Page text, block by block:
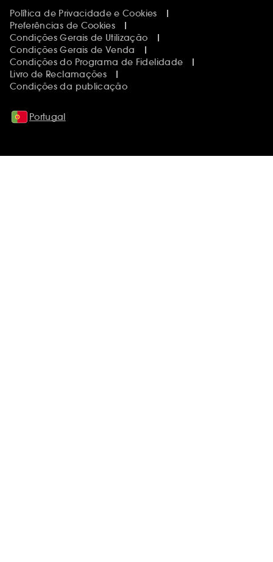
Política de Privacidade e Cookies
Preferências de Cookies
Condições Gerais de Utilização
Condições Gerais de Venda
Condições do Programa de Fidelidade
Livro de Reclamações
Condições da publicação
Portugal